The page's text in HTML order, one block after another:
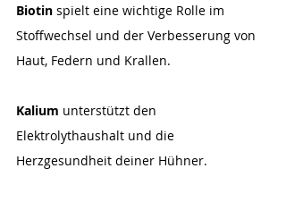
Biotin spielt eine wichtige Rolle im
Stoffwechsel und der Verbesserung von
Haut, Federn und Krallen.
Kalium unterstützt den
Elektrolythaushalt und die
Herzgesundheit deiner Hühner.